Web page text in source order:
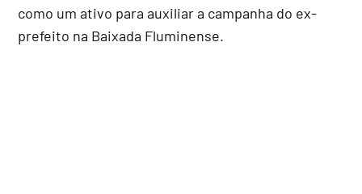
como um ativo para auxiliar a campanha do ex-
prefeito na Baixada Fluminense.